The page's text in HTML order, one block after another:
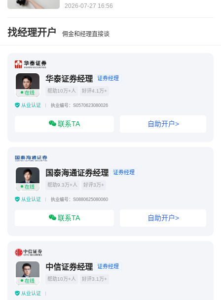
2026-07-27 16:56
找经理开户 佣金和经理直接谈
在线
华泰证券经理 证券经理
帮助10万+人 好评4.1万+
从业认证 执业编号：S0570623080026
联系TA 自助开户>
在线
国泰海通证券经理 证券经理
帮助9.3万+人 好评3万+
从业认证 执业编号：S0880625080060
联系TA 自助开户>
在线
中信证券经理 证券经理
帮助10万+人 好评3.1万+
从业认证